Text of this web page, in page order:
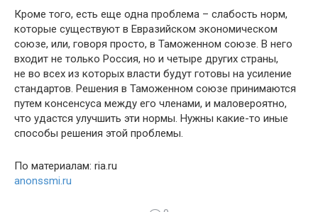
Кроме того, есть еще одна проблема – слабость норм,
которые существуют в Евразийском экономическом
союзе, или, говоря просто, в Таможенном союзе. В него
входит не только Россия, но и четыре других страны,
не во всех из которых власти будут готовы на усиление
стандартов. Решения в Таможенном союзе принимаются
путем консенсуса между его членами, и маловероятно,
что удастся улучшить эти нормы. Нужны какие-то иные
способы решения этой проблемы.
По материалам: ria.ru
anonssmi.ru